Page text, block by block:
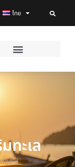
ไทย
ทะเล
3